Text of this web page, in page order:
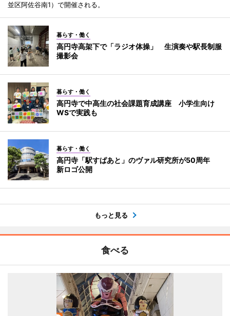
並区阿佐谷南1）で開催される。
暮らす・働く
高円寺高架下で「ラジオ体操」 生演奏や駅長制服
撮影会
暮らす・働く
高円寺で中高生の社会課題育成講座 小学生向け
WSで実践も
暮らす・働く
高円寺「駅すぱあと」のヴァル研究所が50周年
新ロゴ公開
もっと見る
食べる